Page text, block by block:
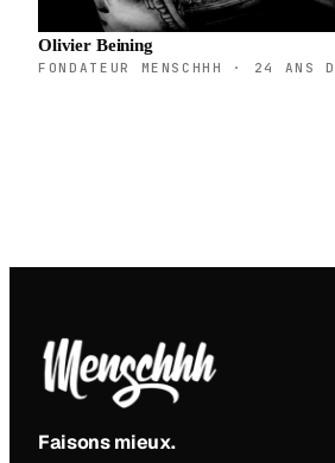
Olivier Beining
FONDATEUR MENSCHHH · 24 ANS
Faisons mieux.